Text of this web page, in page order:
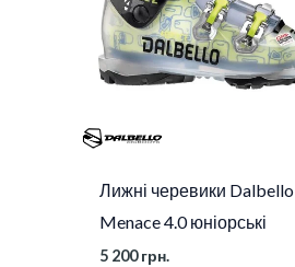
Лижні черевики Dalbello
Menace 4.0 юніорські
5 200грн.